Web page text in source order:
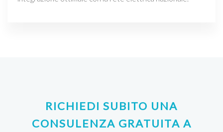
RICHIEDI SUBITO UNA
CONSULENZA GRATUITA A